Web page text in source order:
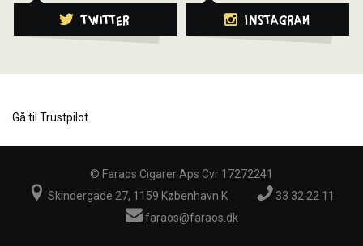
Twitter Instagram
Gå til Trustpilot
© Faraos Cigarer Aps Cvr 17272241
Skindergade 27, 1159 København K
33 32 22 11
faraos@faraos.dk